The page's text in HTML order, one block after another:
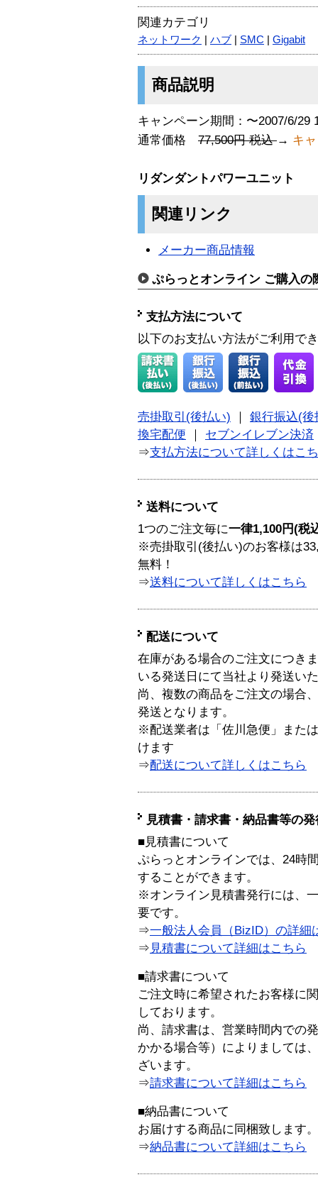
関連カテゴリ
ネットワーク ハブ SMC Gigabit
商品説明
キャンペーン期間：〜2007/6/29
通常価格 77,500円 税込→ キ
リダンダントパワーユニット
関連リンク
メーカー商品情報
ぷらっとオンライン ご購入の
支払方法について
以下のお支払い方法がご利用で
売掛取引(後払い)
銀行振込(後
換宅配便
セブンイレブン決済
⇒支払方法について詳しくはこ
送料について
1つのご注文毎に一律1,100円(税
※売掛取引(後払い)のお客様は
無料！
⇒送料について詳しくはこちら
配送について
在庫がある場合のご注文につき
いる発送日にて当社より発送い
尚、複数の商品をご注文の場合
発送となります。
※配送業者は「佐川急便」また
けます
⇒配送について詳しくはこちら
見積書・請求書・納品書等の
■見積書について
ぷらっとオンラインでは、24時
することができます。
※オンライン見積書発行には、
要です。
⇒一般法人会員（BizID）の詳細
⇒ 見積書について詳細はこちら
■請求書について
ご注文時に希望されたお客様に
しております。
尚、請求書は、営業時間内での
かかる場合等）によりましては
ざいます。
⇒請求書について詳細はこちら
■納品書について
お届けする商品に同梱致します。
⇒納品書について詳細はこちら